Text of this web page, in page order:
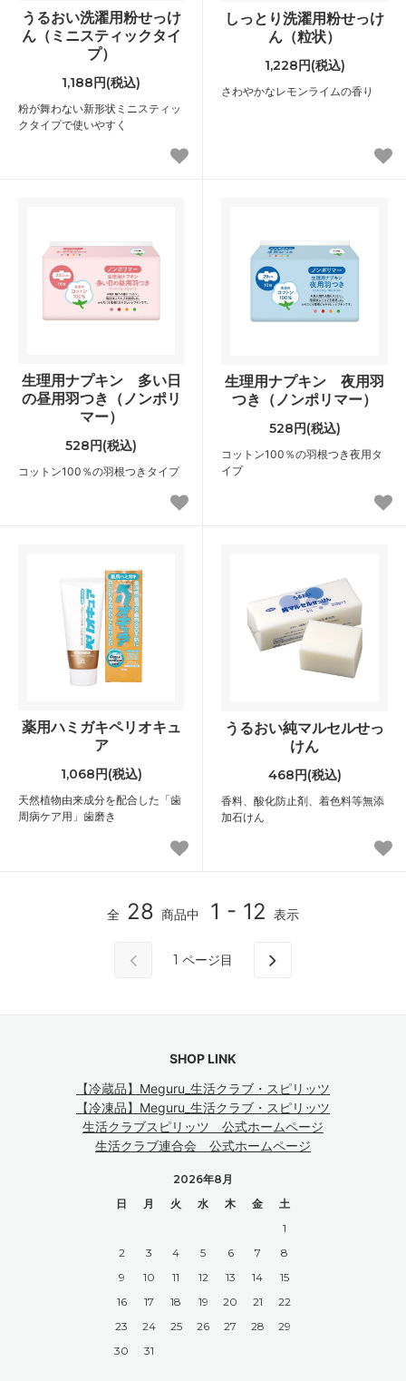
うるおい洗濯用粉せっけ
ん（ミニスティックタイ
プ）
1,188円(税込)
粉が舞わない新形状ミニスティッ
クタイプで使いやすく
しっとり洗濯用粉せっけ
ん（粒状）
1,228円(税込)
さわやかなレモンライムの香り
生理用ナプキン 多い日
の昼用羽つき（ノンポリ
マー）
528円(税込)
コットン100％の羽根つきタイプ
生理用ナプキン 夜用羽
つき（ノンポリマー）
528円(税込)
コットン100％の羽根つき夜用タ
イプ
薬用ハミガキペリオキュ
ア
1,068円(税込)
天然植物由来成分を配合した「歯
周病ケア用」歯磨き
うるおい純マルセルせっ
けん
468円(税込)
香料、酸化防止剤、着色料等無添
加石けん
全 28 商品中 1 - 12 表示
1 ページ目
SHOP LINK
【冷蔵品】Meguru_生活クラブ・スピリッツ
【冷凍品】Meguru_生活クラブ・スピリッツ
生活クラブスピリッツ 公式ホームページ
生活クラブ連合会 公式ホームページ
2026年8月
日
月 火 水 木 金
土
1
2
3 4 5 6 7
8
9
10 11 12 13 14
15
16
17 18 19 20 21
22
23
24 25 26 27 28
29
30
31